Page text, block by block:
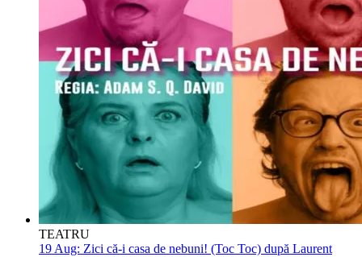
TEATRU
19 Aug: Zici că-i casa de nebuni! (Toc Toc) după Laurent